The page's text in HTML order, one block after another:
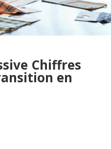
Chiffres
en